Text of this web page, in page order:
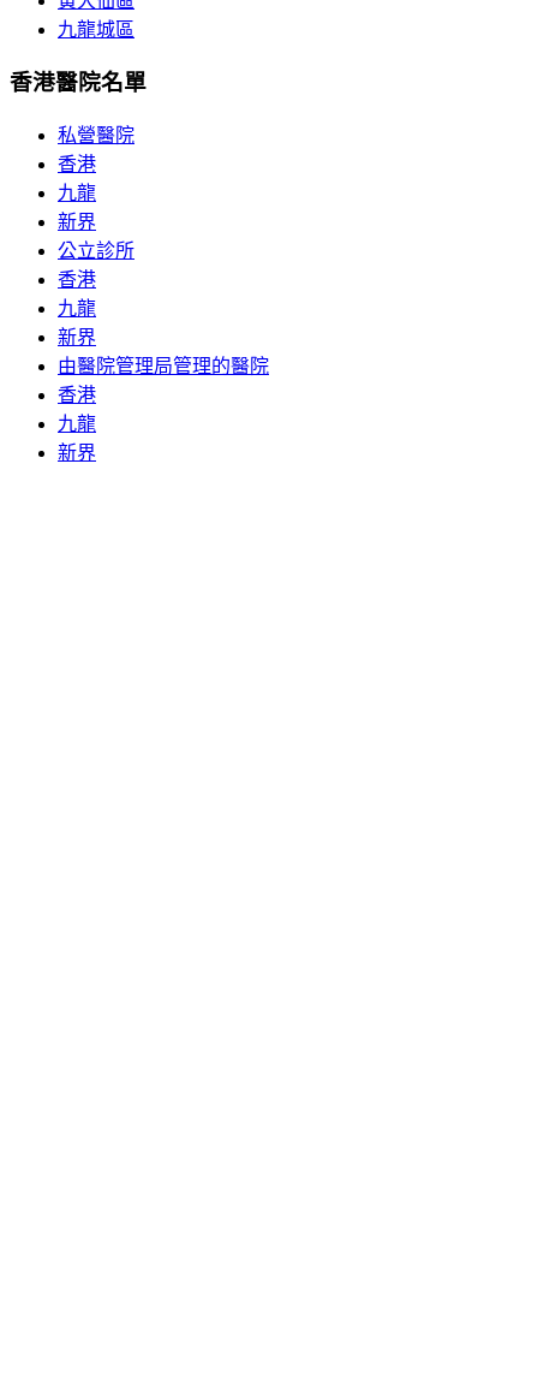
九龍城區
香港醫院名單
私營醫院
香港
九龍
新界
公立診所
香港
九龍
新界
由醫院管理局管理的醫院
香港
九龍
新界